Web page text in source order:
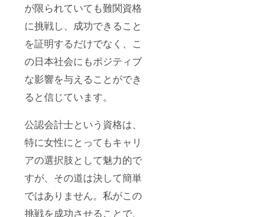
が限られていても難関資格
に挑戦し、成功できること
を証明するだけでなく、こ
の日本社会にもポジティブ
な影響を与えることができ
ると信じています。
公認会計士という資格は、
特に女性にとってもキャリ
アの選択肢として魅力的で
すが、その道は決して簡単
ではありません。私がこの
挑戦を成功させることで、